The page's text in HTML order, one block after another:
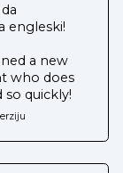
engleski!
a new
who does
quickly!